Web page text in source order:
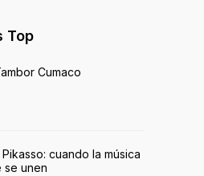
Top
Cumaco
Pikasso: cuando la música
se unen